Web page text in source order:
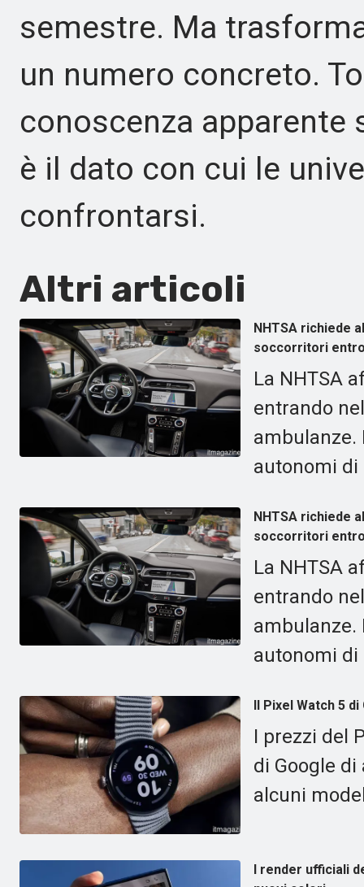
semestre. Ma
un numero concreto.
conoscenza apparente
è il dato con cui le
confrontarsi.
Altri articoli
NHTSA richiede
soccorritori
La NHTSA
entrando
ambulanze.
autonomi di
NHTSA richiede
soccorritori
La NHTSA
entrando
ambulanze.
autonomi di
Il Pixel Watch 5
I prezzi del
di Google
alcuni
I render ufficiali